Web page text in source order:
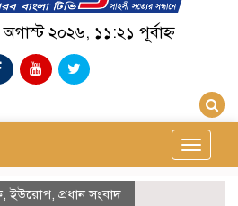
২০২৬, ১১:২১ পূর্বাহ্ন
Toggle
,ইউরোপ, প্রধান সংবাদ